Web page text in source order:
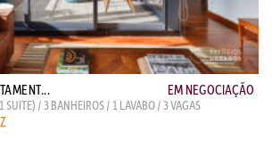
EM NEGOCIAÇÃO
SUITE) / 3 BANHEIROS / 1 LAVABO / 3 VAGAS